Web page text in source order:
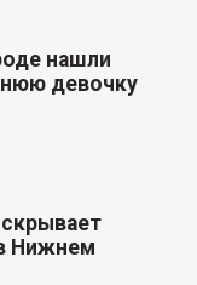
нашли
девочку
Нижнем